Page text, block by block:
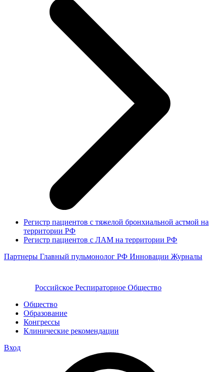
Регистр пациентов с тяжелой бронхиальной астмой на
территории РФ
Регистр пациентов с ЛАМ на территории РФ
Партнеры Главный пульмонолог РФ Инновации Журналы
Российское Респираторное Общество
Общество
Образование
Конгрессы
Клинические рекомендации
Вход